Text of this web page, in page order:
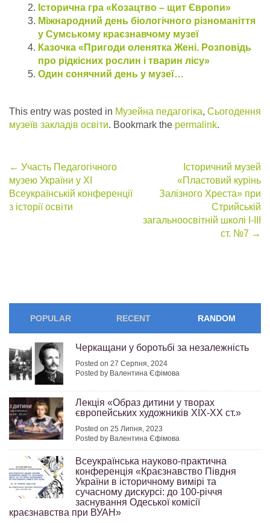
Історична гра «Козацтво – щит Європи»
Міжнародний день біологічного різноманіття
у Сумському краєзнавчому музеї
Казочка «Пригоди оленятка Жені. Розповідь
про рідкісних рослин і тварин лісу»
Один сонячний день у музеї…
This entry was posted in Музейна педагогіка, Сьогодення
музеїв закладів освіти. Bookmark the permalink.
Post
navigation
← Участь Педагогічного
музею України у XI
Всеукраїнській конференції
з історії освіти
Історичний музей
«Пластовий курінь
Залізного Хреста» при
Стрийській
загальноосвітній школі І-ІІІ
ст. №7 →
POPULAR RECENT RANDOM
Черкащани у боротьбі за незалежність
Posted on 27 Серпня, 2024
Posted by Валентина Єфімова
Лекція «Образ дитини у творах
європейських художників ХІХ-ХХ ст.»
Posted on 25 Липня, 2023
Posted by Валентина Єфімова
Всеукраїнська науково-практична
конференція «Краєзнавство Півдня
України в історичному вимірі та
сучасному дискурсі: до 100-річчя
заснування Одеської комісії
краєзнавства при ВУАН»